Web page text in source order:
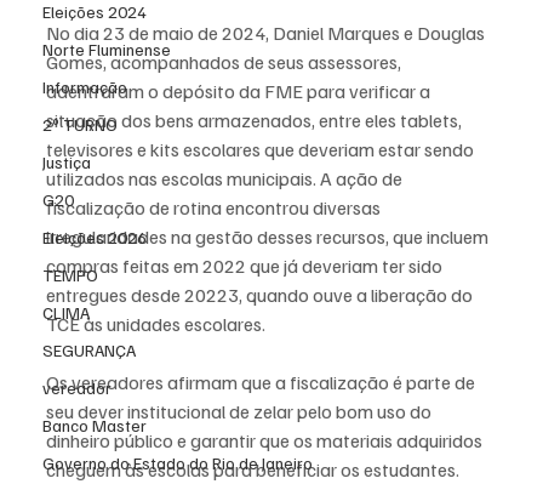
Eleições 2024
Norte Fluminense
Informação
2º TURNO
Justiça
G20
Eleições 2026
TEMPO
CLIMA
SEGURANÇA
vereador
Banco Master
Governo do Estado do Rio de Janeiro
No dia 23 de maio de 2024, Daniel Marques e Douglas
Gomes, acompanhados de seus assessores,
adentraram o depósito da FME para verificar a
situação dos bens armazenados, entre eles tablets,
televisores e kits escolares que deveriam estar sendo
utilizados nas escolas municipais. A ação de
fiscalização de rotina encontrou diversas
irregularidades na gestão desses recursos, que incluem
compras feitas em 2022 que já deveriam ter sido
entregues desde 20223, quando ouve a liberação do
TCE às unidades escolares.
Os vereadores afirmam que a fiscalização é parte de
seu dever institucional de zelar pelo bom uso do
dinheiro público e garantir que os materiais adquiridos
cheguem às escolas para beneficiar os estudantes.